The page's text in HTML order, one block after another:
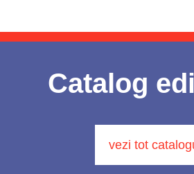
Catalog
vezi tot